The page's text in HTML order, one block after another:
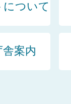
について
案内